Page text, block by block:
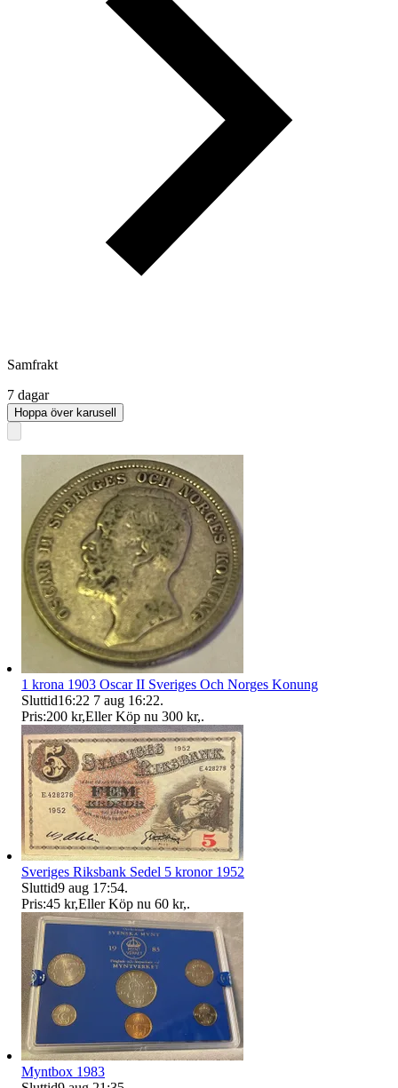
Samfrakt
7 dagar
Hoppa över karusell
1 krona 1903 Oscar II Sveriges Och Norges Konung
Sluttid16:22 7 aug 16:22.
Pris:200 kr,Eller Köp nu 300 kr,.
Sveriges Riksbank Sedel 5 kronor 1952
Sluttid9 aug 17:54.
Pris:45 kr,Eller Köp nu 60 kr,.
Myntbox 1983